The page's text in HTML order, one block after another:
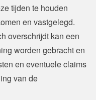
tijden te houden
en vastgelegd.
overschrijdt kan een
worden gebracht en
en eventuele claims
van de